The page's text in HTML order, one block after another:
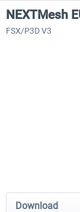
Mega Airport
NEXTMesh
FSX/P3D V3
Download